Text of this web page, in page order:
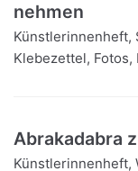
nehmen
Künstlerinnenheft,
Klebezettel,
Abrakadabra
Künstlerinnenheft,